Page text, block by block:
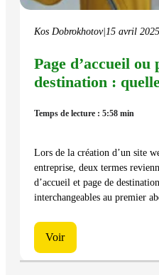
Kos Dobrokhotov| 15 avril 2025
Page d’accueil ou
destination :
Temps de lecture : 5:58 min
Lors de la création d’un site
entreprise, deux termes
d’accueil et page de
interchangeables au premier
Voir